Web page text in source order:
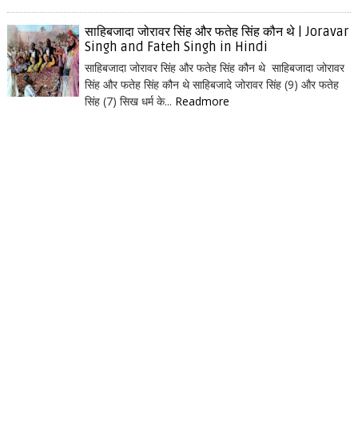
साहिबजादा जोरावर सिंह और फतेह सिंह कौन थे | Joravar
Singh and Fateh Singh in Hindi
साहिबजादा जोरावर सिंह और फतेह सिंह कौन थे साहिबजादा जोरावर
सिंह और फतेह सिंह कौन थे साहिबजादे जोरावर सिंह (9) और फतेह
सिंह (7) सिख धर्म के... Readmore